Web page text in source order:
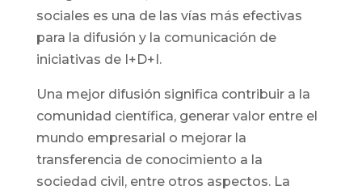
sociales es una de las vías más efectivas
para la difusión y la comunicación de
iniciativas de I+D+I.
Una mejor difusión significa contribuir a la
comunidad científica, generar valor entre el
mundo empresarial o mejorar la
transferencia de conocimiento a la
sociedad civil, entre otros aspectos. La